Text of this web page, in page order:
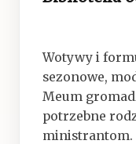
Wotywy i
sezonowe,
Meum
potrzebne
ministrantom.